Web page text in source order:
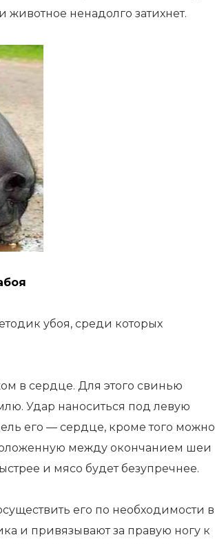
ненадолго затихнет.
убоя, среди которых
в сердце. Для этого свинью
Удар наноситься под левую
его — сердце, кроме того можно
между окончанием шеи
и мясо будет безупречнее.
его по необходимости в
и привязывают за правую ногу к